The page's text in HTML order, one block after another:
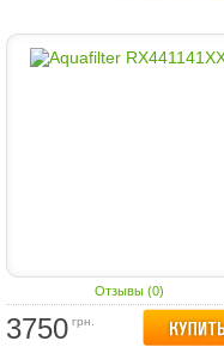
Отзывы (0)
3750 грн.